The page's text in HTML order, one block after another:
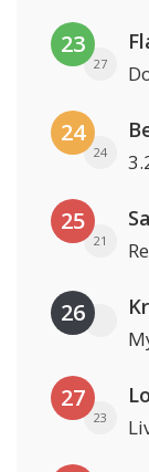
23
27
24
24
25
21
26
27
23